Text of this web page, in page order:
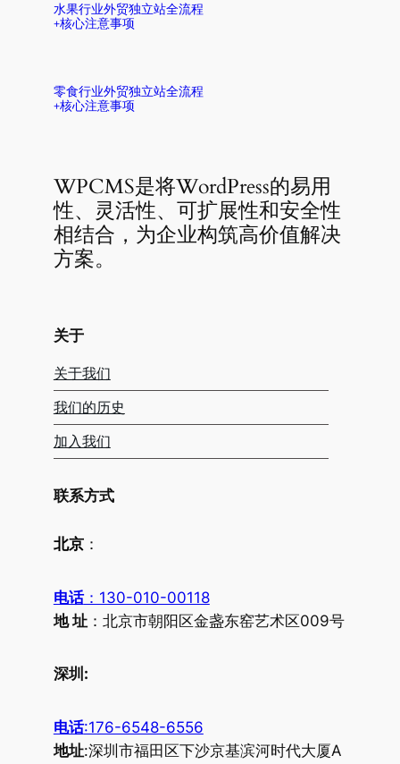
水果行业外贸独立站全流程
+核心注意事项
零食行业外贸独立站全流程
+核心注意事项
WPCMS是将WordPress的易用
性、灵活性、可扩展性和安全性
相结合，为企业构筑高价值解决
方案。
关于
关于我们
我们的历史
加入我们
联系方式
北京：
电话：130-010-00118
地 址：北京市朝阳区金盏东窑艺术区009号
深圳:
电话:176-6548-6556
地址:深圳市福田区下沙京基滨河时代大厦A